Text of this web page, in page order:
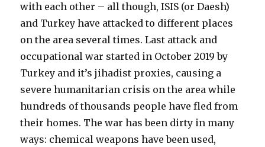
with each other – all though, ISIS (or Daesh)
and Turkey have attacked to different places
on the area several times. Last attack and
occupational war started in October 2019 by
Turkey and it’s jihadist proxies, causing a
severe humanitarian crisis on the area while
hundreds of thousands people have fled from
their homes. The war has been dirty in many
ways: chemical weapons have been used,